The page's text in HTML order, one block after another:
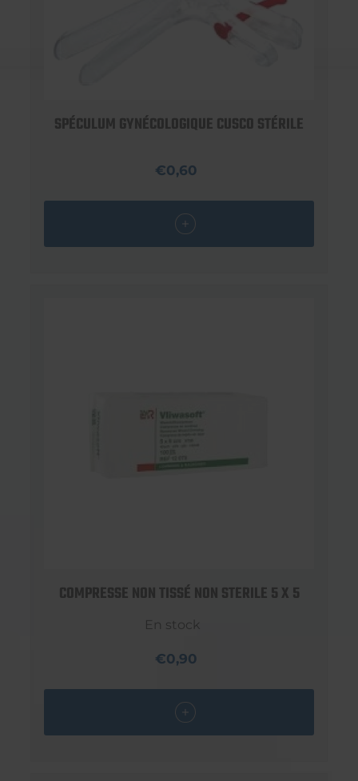
SPÉCULUM GYNÉCOLOGIQUE CUSCO STÉRILE
€0,60
COMPRESSE NON TISSÉ NON STERILE 5 X 5
En stock
€0,90